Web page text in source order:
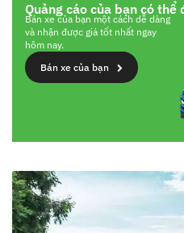
Quảng cáo của bạn có thể
Bán xe của bạn một cách dễ dàng
và nhận được giá tốt nhất ngay
hôm nay.
Bán xe của bạn